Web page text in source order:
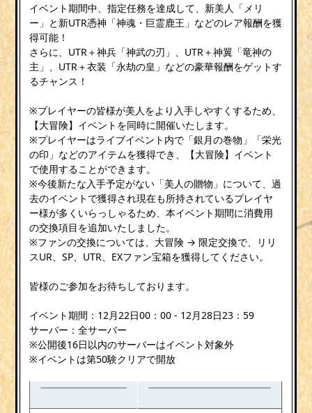
イベント期間中、指定任務を達成して、新美人「メリ
ー」と新UTR憑神「神魂・巨霊鹿王」などのレア報酬を獲
得可能！
さらに、UTR＋神兵「神武の刃」、UTR＋神翼「竜神の
主」、UTR＋衣装「永劫の皇」などの豪華報酬をゲットす
るチャンス！
※プレイヤーの皆様が美人をより入手しやすくするため、
【大冒険】イベントを同時に開催いたします。
※プレイヤーはライブイベント内で「銀月の巻物」「栄光
の印」などのアイテムを獲得でき、【大冒険】イベント
で使用することができます。
※今後新たな入手予定がない「美人の贈物」について、過
去のイベントで獲得され現在も所持されているプレイヤ
ー様が多くいらっしゃるため、本イベント期間に消費用
の交換項目を追加いたしました。
※ファンの交換については、大冒険 → 限定交換で、リリ
スUR、SP、UTR、EXファン宝箱を獲得してください。
皆様のご参加をお待ちしております。
イベント期間：12月22日00：00 - 12月28日23：59
サーバー：全サーバー
※公開後16日以内のサーバーはイベント対象外
※イベントは第50験クリアで開放